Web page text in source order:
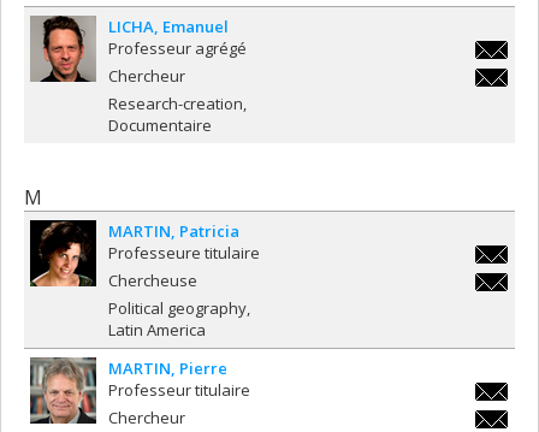
LICHA Emanuel
Professeur agrégé
Chercheur
Research-creation
Documentaire
M
MARTIN Patricia
Professeure titulaire
Chercheuse
Political geography
Latin America
MARTIN Pierre
Professeur titulaire
Chercheur